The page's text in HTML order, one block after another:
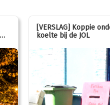
[VERSLAG] Koppie
koelte bij de JOL